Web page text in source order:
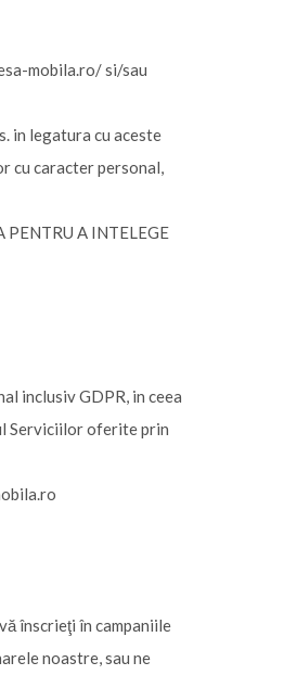
mobila.ro/ si/sau
in legatura cu aceste
cu caracter personal,
PENTRU A INTELEGE
inclusiv GDPR, in ceea
Serviciilor oferite prin
înscrieţi în campaniile
noastre, sau ne